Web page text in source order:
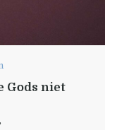
Gods niet
,